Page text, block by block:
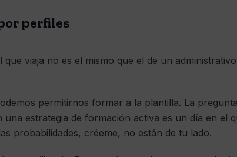
perfiles
que viaja no es el mismo que el de un
permitirnos formar a la plantilla. La
una estrategia de formación activa es un día en el
probabilidades, créeme, no están de tu lado.